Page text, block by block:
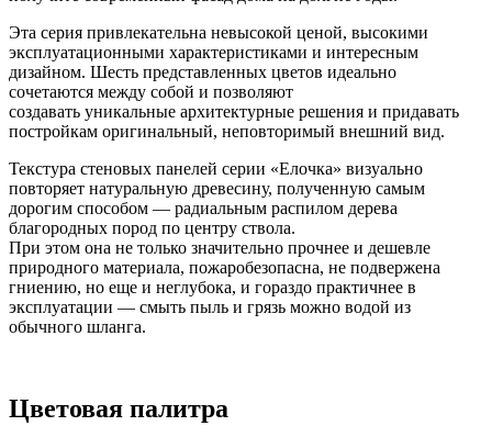
Эта серия привлекательна невысокой ценой, высокими
эксплуатационными характеристиками и интересным
дизайном. Шесть представленных цветов идеально
сочетаются между собой и позволяют
создавать уникальные архитектурные решения и придавать
постройкам оригинальный, неповторимый внешний вид.
Текстура стеновых панелей серии «Елочка» визуально
повторяет натуральную древесину, полученную самым
дорогим способом — радиальным распилом дерева
благородных пород по центру ствола.
При этом она не только значительно прочнее и дешевле
природного материала, пожаробезопасна, не подвержена
гниению, но еще и неглубока, и гораздо практичнее в
эксплуатации — смыть пыль и грязь можно водой из
обычного шланга.
Цветовая палитра